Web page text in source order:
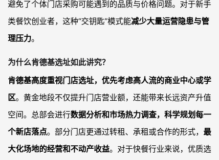
避免了个体门店采购可能遇到的品质与价格问题。对于新手
类餐饮创业者，这种“交钥匙”模式能减少大量运营隐患与管
理压力。
为什么肯德基选址如此讲究？
肯德基高度重视门店选址，优先考虑高人流的商业中心或学
区。黄金地段不仅提升门店营业额，还能带来长远资产升值
空间。总部会进行数据分析和市场热力调查，科学规划每一
个新店落点。部分门店更通过转租、承租或合作的形式， 最
大化场地的经营和不动产收益。对于快餐行业来说，优质选